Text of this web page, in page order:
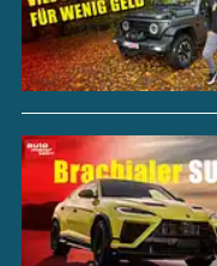
Natürlich geben wir
Technik, sondern
Fahreigenschaften
Bedingungen auf